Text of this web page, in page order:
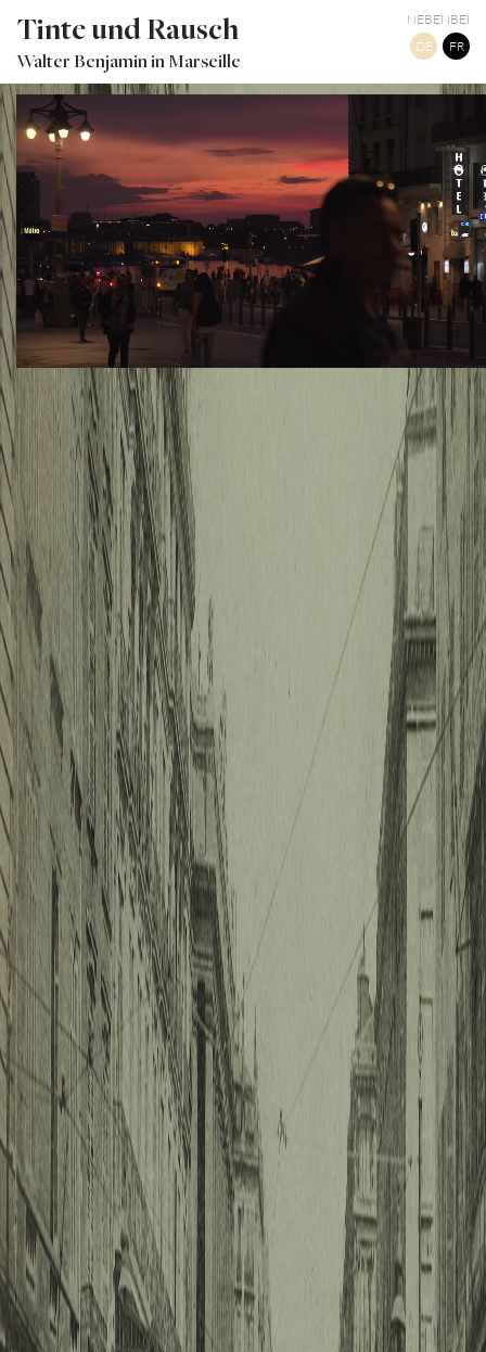
Tinte und Rausch
Walter Benjamin in Marseille
NEBENBEI
DE
FR
CANEBIÈRE, LA NUIT PRÈS DE LA BOURSE
TWITTER TUMBLR